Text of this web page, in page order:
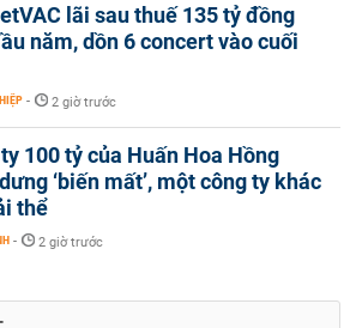
lãi sau thuế 135 tỷ đồng
năm, dồn 6 concert vào cuối
- 2 giờ trước
100 tỷ của Huấn Hoa Hồng
‘biến mất’, một công ty khác
thể
- 2 giờ trước